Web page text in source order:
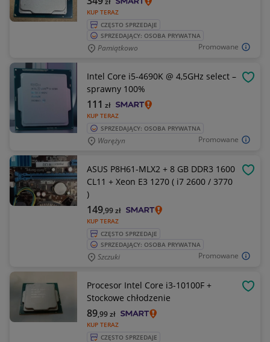
Promowane
KUP TERAZ
CZĘSTO SPRZEDAJE
SPRZEDAJĄCY: OSOBA PRYWATNA
Pamiątkowo
Promowane
Intel Core i5-4690K @ 4,5GHz select –
sprawny 100%
KUP TERAZ
111 zł
SPRZEDAJĄCY: OSOBA PRYWATNA
Warężyn
Promowane
ASUS P8H61-MLX2 + 8 GB DDR3 1600
CL11 + Xeon E3 1270 ( i7 2600 / 3770
)
KUP TERAZ
149,99zł
CZĘSTO SPRZEDAJE
SPRZEDAJĄCY: OSOBA PRYWATNA
Szczuki
Procesor Intel Core i3-10100F +
Stockowe chłodzenie
KUP TERAZ
89,99zł
CZĘSTO SPRZEDAJE